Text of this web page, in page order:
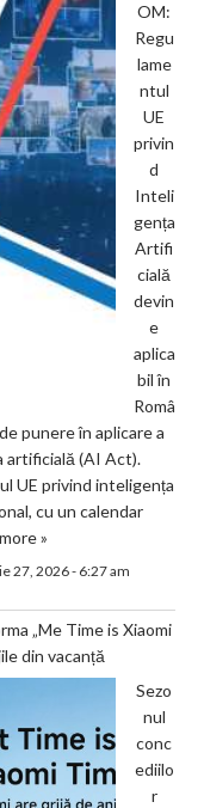
OM:
Regu
lame
ntul
UE
privin
d
Inteli
gența
Artifi
cială
devin
e
aplica
bil în
Româ
punere în aplicare a
artificială (AI Act).
UE privind inteligența
cu un calendar
»
27, 2026 - 6:27 am
„Me Time is Xiaomi
din vacanță
Sezo
nul
conc
ediilo
r